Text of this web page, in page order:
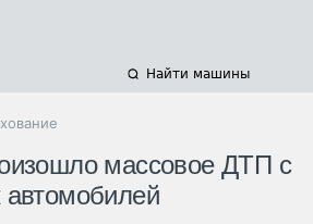
Найти машины
массовое ДТП с
автомобилей